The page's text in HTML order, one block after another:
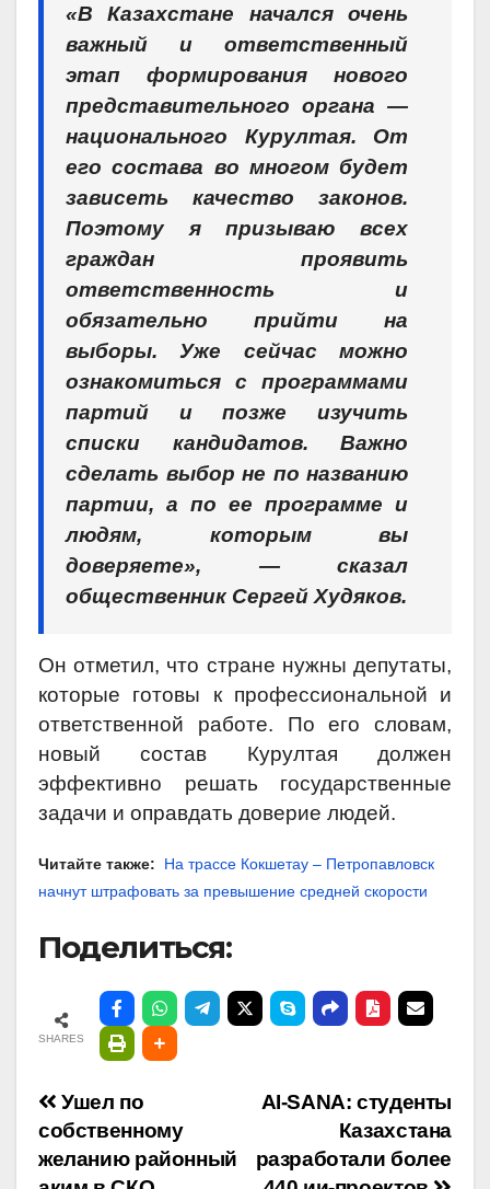
«В Казахстане начался очень
важный и ответственный
этап формирования нового
представительного органа —
национального Курултая. От
его состава во многом будет
зависеть качество законов.
Поэтому я призываю всех
граждан проявить
ответственность и
обязательно прийти на
выборы. Уже сейчас можно
ознакомиться с программами
партий и позже изучить
списки кандидатов. Важно
сделать выбор не по названию
партии, а по ее программе и
людям, которым вы
доверяете», — сказал
общественник Сергей Худяков.
Он отметил, что стране нужны депутаты,
которые готовы к профессиональной и
ответственной работе. По его словам,
новый состав Курултая должен
эффективно решать государственные
задачи и оправдать доверие людей.
Читайте также: На трассе Кокшетау – Петропавловск
начнут штрафовать за превышение средней скорости
Поделиться:
SHARES
Навигация
по
AI-SANA: студенты
Казахстана
разработали более
Ушел по
собственному
желанию районный